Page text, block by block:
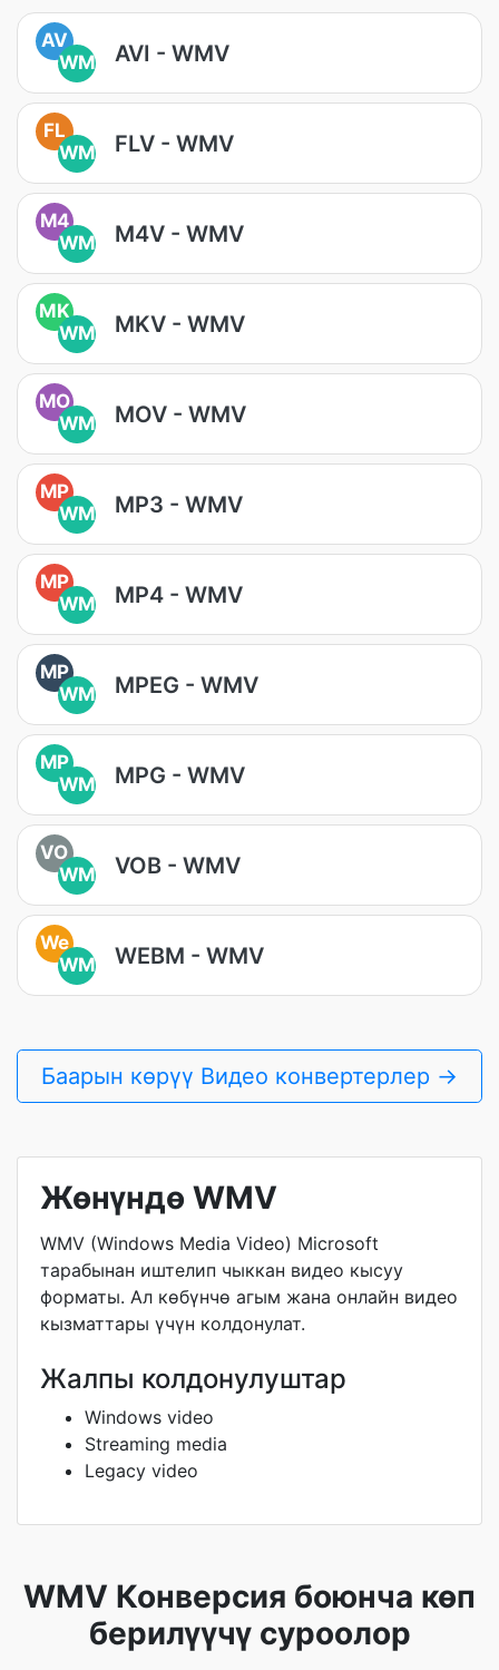
AV
WM
AVI - WMV
FL
WM
FLV - WMV
M4
WM
M4V - WMV
MK
WM
MKV - WMV
MO
WM
MOV - WMV
MP
WM
MP3 - WMV
MP
WM
MP4 - WMV
MP
WM
MPEG - WMV
MP
WM
MPG - WMV
VO
WM
VOB - WMV
We
WM
WEBM - WMV
Баарын көрүү Видео конвертерлер →
Жөнүндө WMV
WMV (Windows Media Video) Microsoft
тарабынан иштелип чыккан видео кысуу
форматы. Ал көбүнчө агым жана онлайн видео
кызматтары үчүн колдонулат.
Жалпы колдонулуштар
Windows video
Streaming media
Legacy video
WMV Конверсия боюнча көп
берилүүчү суроолор